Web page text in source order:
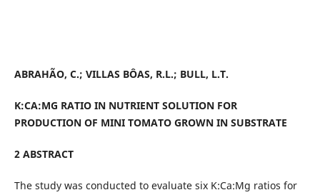
ABRAHÃO, C.; VILLAS BÔAS, R.L.; BULL, L.T.
K:CA:MG RATIO IN NUTRIENT SOLUTION FOR
PRODUCTION OF MINI TOMATO GROWN IN SUBSTRATE
2 ABSTRACT
The study was conducted to evaluate six K:Ca:Mg ratios for